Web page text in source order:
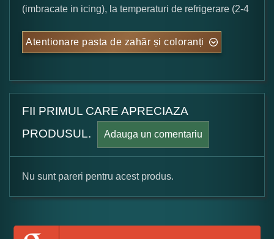
(imbracate in icing), la temperaturi de refrigerare (2-4
Atentionare pasta de zahăr și coloranți
FII PRIMUL CARE APRECIAZA
PRODUSUL.
Adauga un comentariu
Formular pareri client
Numele dumneavoastra:
Nu sunt pareri pentru acest produs.